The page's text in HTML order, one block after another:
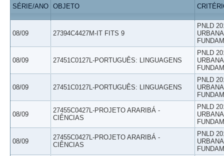
SÉRIE/ANO OBJETO
08/09 27394C4427M-IT FITS 9
PNLD
08/09 27451C0127L-PORTUGUÊS: LINGUAGENS
PNLD
08/09 27451C0127L-PORTUGUÊS: LINGUAGENS
PNLD
08/09
27455C0427L-PROJETO ARARIBÁ -
CIÊNCIAS
PNLD
08/09
27455C0427L-PROJETO ARARIBÁ -
CIÊNCIAS
PNLD